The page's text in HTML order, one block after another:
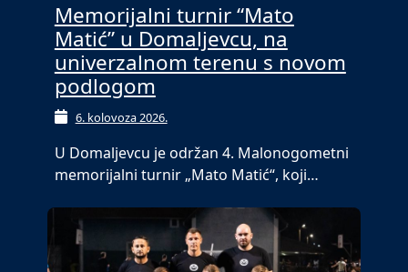
Memorijalni turnir “Mato
Matić” u Domaljevcu, na
univerzalnom terenu s novom
podlogom
6. kolovoza 2026.
U Domaljevcu je održan 4. Malonogometni
memorijalni turnir „Mato Matić“, koji…